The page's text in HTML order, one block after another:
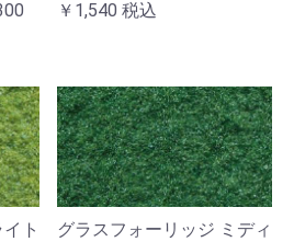
￥1,540 税込
ト
グラスフォーリッジ ミディ